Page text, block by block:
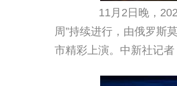
11月2日晚，2024
周”持续进行，由俄罗斯
市精彩上演。中新社记